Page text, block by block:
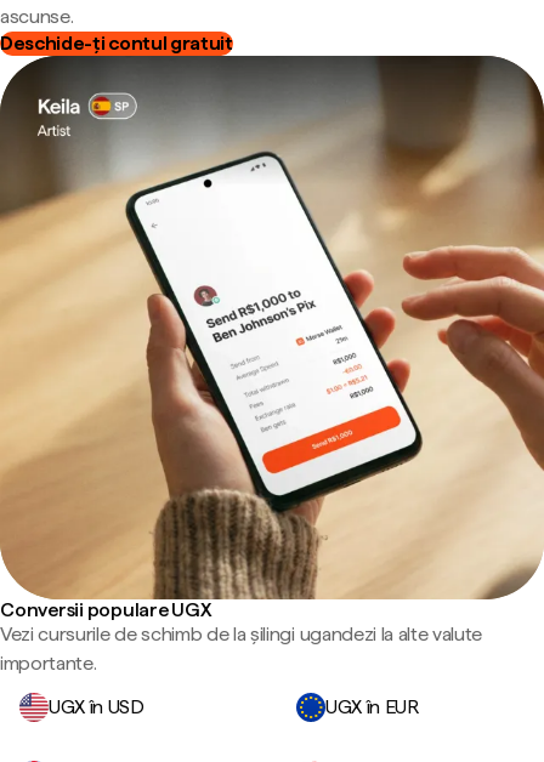
ascunse.
Deschide-ți contul gratuit
Conversii populare UGX
Vezi cursurile de schimb de la șilingi ugandezi la alte valute
importante.
UGX în USD
UGX în EUR